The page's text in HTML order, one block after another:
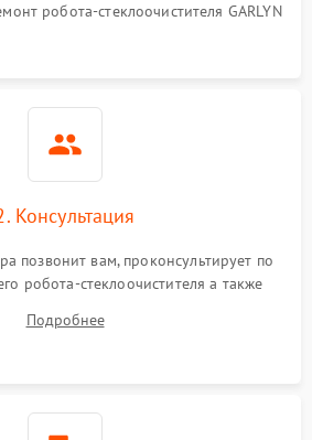
робота-стеклоочистителя GARLYN
Консультация
позвонит вам, проконсультирует по
робота-стеклоочистителя а также
Подробнее